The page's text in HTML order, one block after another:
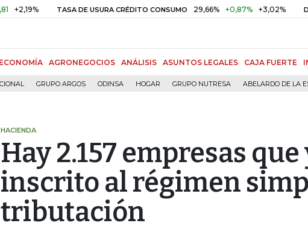
TASA DE USURA CRÉDITO CONSUMO 29,66% +0,87% +3,02% DTF
AGRONEGOCIOS ANÁLISIS ASUNTOS LEGALES CAJA FUERTE
GRUPO ARGOS ODINSA HOGAR GRUPO NUTRESA ABELARDO DE LA
HACIENDA
Hay 2.157 empresas que
inscrito al régimen
tributación